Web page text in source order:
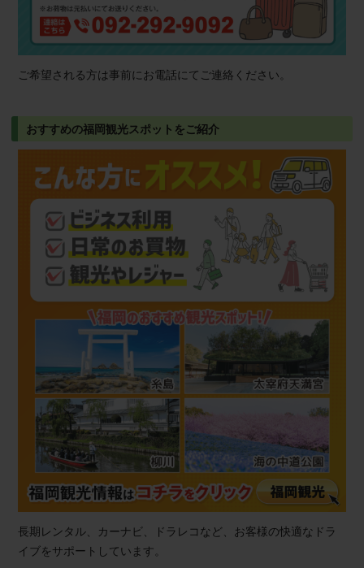
ご希望される方は事前にお電話にてご連絡ください。
おすすめの福岡観光スポットをご紹介
長期レンタル、カーナビ、ドラレコなど、お客様の快適なドラ
イブをサポートしています。